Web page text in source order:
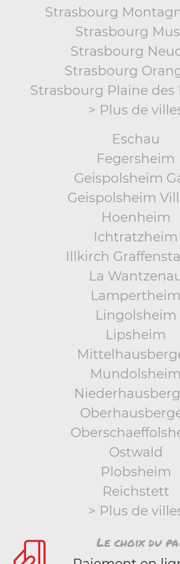
Strasbourg
Strasbourg
Strasbourg
Strasbourg
Strasbourg Plaine des
> Plus de
Eschau
Fegersheim
Geispolsheim
Geispolsheim
Hoenheim
Ichtratzheim
Illkirch
La
Lampertheim
Lingolsheim
Lipsheim
Mundolsheim
Ostwald
Plobsheim
Reichstett
> Plus de
Le choix du